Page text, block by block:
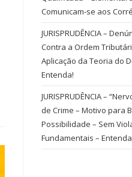
Comunicam-se aos
JURISPRUDÊNCIA –
Contra a Ordem
Aplicação da Teoria do
Entenda!
JURISPRUDÊNCIA –
de Crime – Motivo para
Possibilidade – Sem
Fundamentais –